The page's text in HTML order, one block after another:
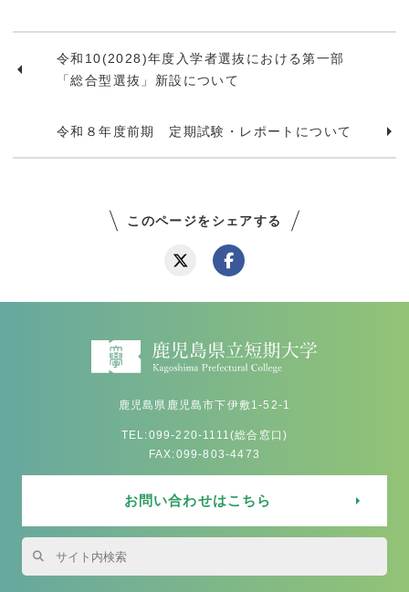
令和10(2028)年度入学者選抜における第一部
「総合型選抜」新設について
令和８年度前期 定期試験・レポートについて
このページをシェアする
鹿児島県鹿児島市下伊敷1-52-1
TEL:099-220-1111(総合窓口)
FAX:099-803-4473
お問い合わせはこちら